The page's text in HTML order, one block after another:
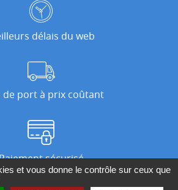
délais du web
de port à prix coûtant
sécurisé
et vous donne le contrôle sur ceux que